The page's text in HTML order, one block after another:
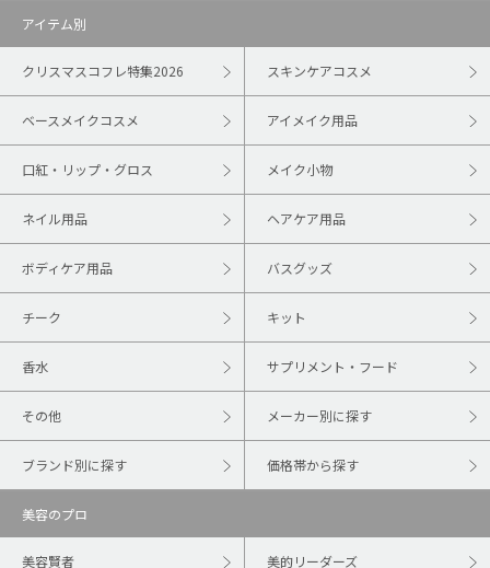
アイテム別
クリスマスコフレ特集2026 スキンケアコスメ
ベースメイクコスメ アイメイク用品
口紅・リップ・グロス メイク小物
ネイル用品 ヘアケア用品
ボディケア用品 バスグッズ
チーク キット
香水 サプリメント・フード
その他 メーカー別に探す
ブランド別に探す 価格帯から探す
美容のプロ
美容賢者 美的リーダーズ